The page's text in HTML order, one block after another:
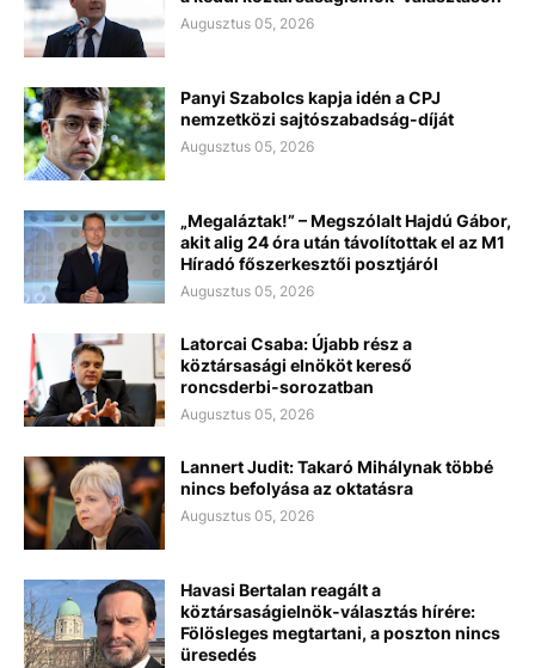
Augusztus 05, 2026
Panyi Szabolcs kapja idén a CPJ
nemzetközi sajtószabadság-díját
Augusztus 05, 2026
„Megaláztak!” – Megszólalt Hajdú Gábor,
akit alig 24 óra után távolítottak el az M1
Híradó főszerkesztői posztjáról
Augusztus 05, 2026
Latorcai Csaba: Újabb rész a
köztársasági elnököt kereső
roncsderbi-sorozatban
Augusztus 05, 2026
Lannert Judit: Takaró Mihálynak többé
nincs befolyása az oktatásra
Augusztus 05, 2026
Havasi Bertalan reagált a
köztársaságielnök-választás hírére:
Fölösleges megtartani, a poszton nincs
üresedés